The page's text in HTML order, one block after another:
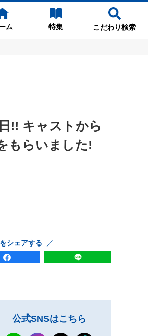
ム 特集 こだわり検索
!! キャストから
もらいました!
シェアする
公式SNSはこちら